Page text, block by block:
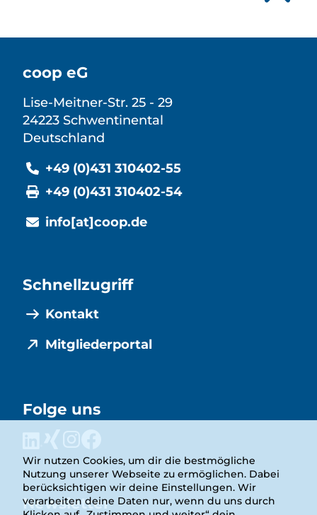
Wir nutzen Cookies, um dir die bestmögliche
Nutzung unserer Webseite zu ermöglichen. Dabei
berücksichtigen wir deine Einstellungen. Wir
verarbeiten deine Daten nur, wenn du uns durch
coop eG
Lise-Meitner-Str. 25 - 29
24223 Schwentinental
Deutschland
+49 (0)431 310402-55
+49 (0)431 310402-54
info[at]coop.de
Schnellzugriff
Kontakt
Mitgliederportal
Folge uns
Newsletter